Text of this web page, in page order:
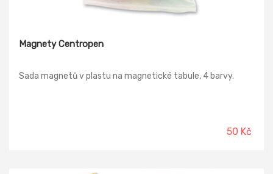
Magnety Centropen
Sada magnetů v plastu na magnetické tabule, 4 barvy.
50 Kč